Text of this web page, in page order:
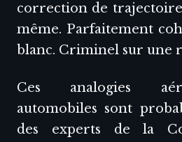
correction de
même. Parfaitement
blanc. Criminel sur une
Ces analogies
automobiles sont
des experts de la